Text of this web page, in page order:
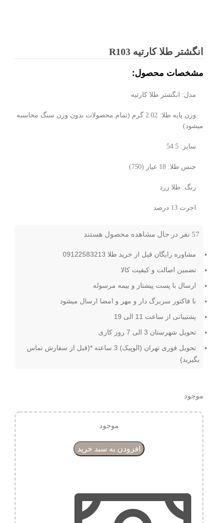
انگشتر طلا کارتیه R103
مشخصات محصول:
مدل: انگشتر طلا کارتیه
وزن پایه طلا: 2.02 گرم (تمام محصولات بدون وزن سنگ محاسبه
میشود)
سایز: 54.5
جنس طلا: 18 عیار (750)
رنگ: طلا زرد
اجرت 13 درصد
57 نفر در حال مشاهده محصول هستند
مشاوره رایگان قبل از خرید طلا 09122583213
تضمین اصالت و کیفیت کالا
ارسال با پست پیشتاز و بیمه مرسوله
با فاکتور سربرگ دار و مهر و امضا ارسال میشود
پشتیبانی از ساعت 11 الی 19
تحویل شهرستان 3 الی 7 روز کاری
تحویل فوری تهران (الوپیک) 3 ساعته *(قبل از سفارش تماس
بگیرید)
موجود
موجود
افزودن به سبد خرید